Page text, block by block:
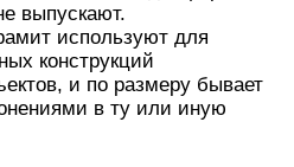
выпускают.
используют для
конструкций
и по размеру бывает
в ту или иную